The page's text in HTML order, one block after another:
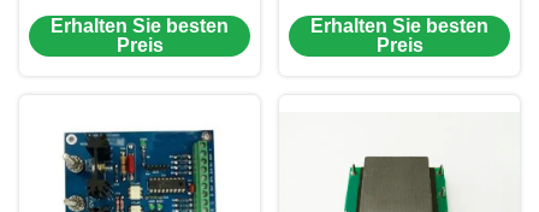
elektronisches
Immersions-Gold
Erhalten Sie besten
Preis
Versammlung
kundenspezifisches
Erhalten Sie besten
Preis